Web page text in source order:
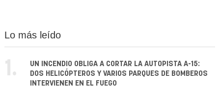
Lo más leído
1.
UN INCENDIO OBLIGA A CORTAR LA AUTOPISTA A-15:
DOS HELICÓPTEROS Y VARIOS PARQUES DE BOMBEROS
INTERVIENEN EN EL FUEGO